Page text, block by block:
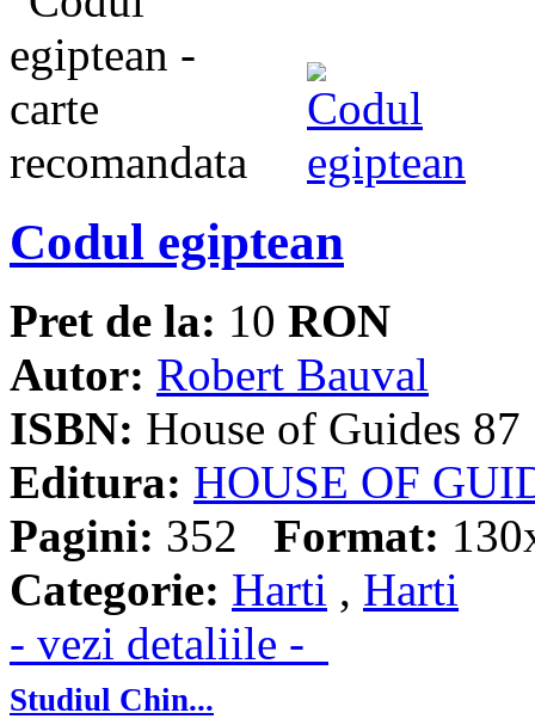
Codul egiptean
Pret de la: 10 RON
Autor: Robert Bauval
ISBN: House of Guides 87
Editura: HOUSE OF
Pagini: 352 Format:
Categorie: Harti , Harti
- vezi detaliile -
Studiul Chin...